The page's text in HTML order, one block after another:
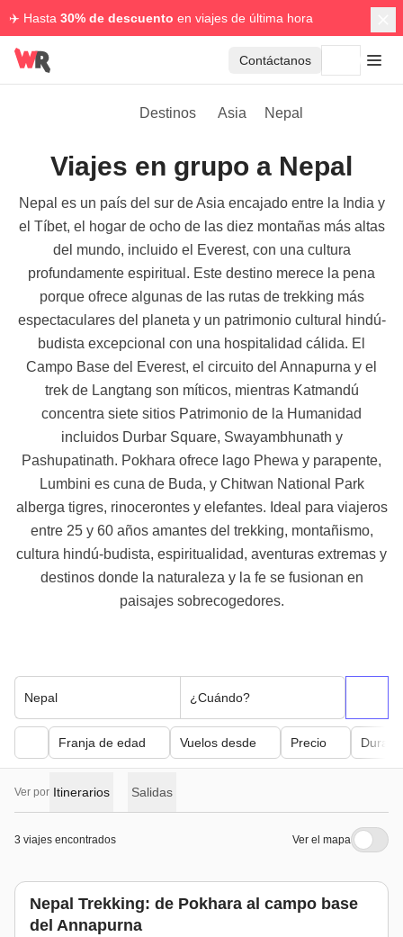
✈️ Hasta 30% de descuento en viajes de última hora
Contáctanos
Destinos Asia Nepal
Viajes en grupo a Nepal
Nepal es un país del sur de Asia encajado entre la India y
el Tíbet, el hogar de ocho de las diez montañas más altas
del mundo, incluido el Everest, con una cultura
profundamente espiritual. Este destino merece la pena
porque ofrece algunas de las rutas de trekking más
espectaculares del planeta y un patrimonio cultural hindú-
budista excepcional con una hospitalidad cálida. El
Campo Base del Everest, el circuito del Annapurna y el
trek de Langtang son míticos, mientras Katmandú
concentra siete sitios Patrimonio de la Humanidad
incluidos Durbar Square, Swayambhunath y
Pashupatinath. Pokhara ofrece lago Phewa y parapente,
Lumbini es cuna de Buda, y Chitwan National Park
alberga tigres, rinocerontes y elefantes. Ideal para viajeros
entre 25 y 60 años amantes del trekking, montañismo,
cultura hindú-budista, espiritualidad, aventuras extremas y
destinos donde la naturaleza y la fe se fusionan en
paisajes sobrecogedores.
Nepal ¿Cuándo?
Franja de edad Vuelos desde Precio
Ver por Itinerarios Salidas
3 viajes encontrados Ver el mapa
Nepal Trekking: de Pokhara al campo base
del Annapurna